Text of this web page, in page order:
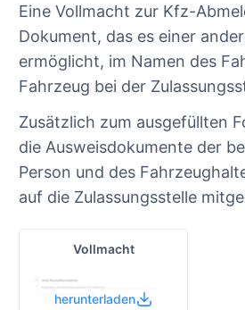
Eine Vollmacht zur Kfz-
Dokument, das es einer
ermöglicht, im Namen des
Fahrzeug bei der
Zusätzlich zum ausgefüllten
die Ausweisdokumente der
Person und des
auf die Zulassungsstelle
Vollmacht
herunterladen